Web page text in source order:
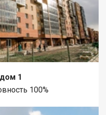
1
100%